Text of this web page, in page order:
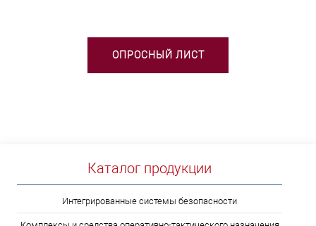
ОПРОСНЫЙ ЛИСТ
Каталог продукции
Интегрированные системы безопасности